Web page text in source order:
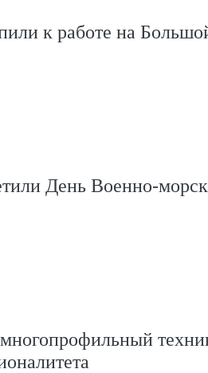
к работе на
День